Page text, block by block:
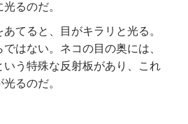
るのだ。
てると、目がキラリと光る。
はない。 ネコの目の奥には、
いう特殊な反射板があり、これ
るのだ。